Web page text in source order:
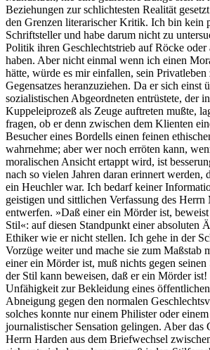
Beziehungen zur schlichtesten Realität
den Grenzen literarischer Kritik. Ich bin kein
Schriftsteller und habe darum nicht zu
Politik ihren Geschlechtstrieb auf Röcke oder
haben. Aber nicht einmal wenn ich einen
hätte, würde es mir einfallen, sein
Gegensatzes heranzuziehen. Da er sich einst
sozialistischen Abgeordneten entrüstete, der
Kuppeleiprozeß als Zeuge auftreten mußte,
fragen, ob er denn zwischen dem Klienten
Besucher eines Bordells einen feinen
wahrnehme; aber wer noch erröten kann,
moralischen Ansicht ertappt wird, ist
nach so vielen Jahren daran erinnert werden,
ein Heuchler war. Ich bedarf keiner
geistigen und sittlichen Verfassung des
entwerfen. »Daß einer ein Mörder ist,
Stil«: auf diesen Standpunkt einer absoluten
Ethiker wie er nicht stellen. Ich gehe in der
Vorzüge weiter und mache sie zum Maßstab
einer ein Mörder ist, muß nichts gegen
der Stil kann beweisen, daß er ein Mörder
Unfähigkeit zur Bekleidung eines
Abneigung gegen den normalen
solches konnte nur einem Philister oder
journalistischer Sensation gelingen. Aber das
Herrn Harden aus dem Briefwechsel